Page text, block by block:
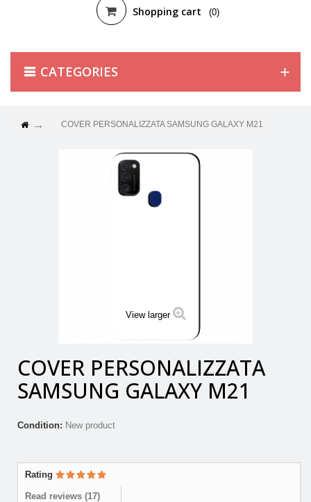
Shopping cart (0)
CATEGORIES
COVER PERSONALIZZATA SAMSUNG GALAXY M21
View larger
COVER PERSONALIZZATA
SAMSUNG GALAXY M21
Condition: New product
Rating
Read reviews (17)